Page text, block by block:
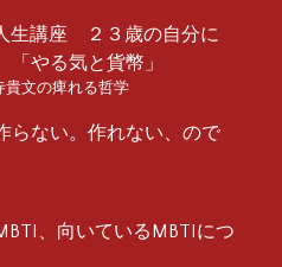
生講座 ２３歳の自分に
やる気と貨幣」
貴文の痺れる哲学
らない。作れない、ので
、向いているMBTIにつ